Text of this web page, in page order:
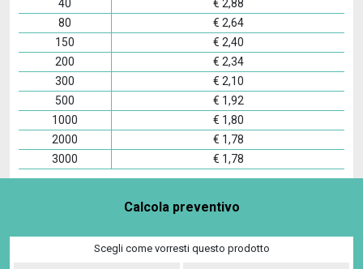
40 € 2,88
80
€ 2,64
150
€ 2,40
200
€ 2,34
300
€ 2,10
500
€ 1,92
1000
€ 1,80
2000
€ 1,78
3000
€ 1,78
Calcola preventivo
Scegli come vorresti questo prodotto